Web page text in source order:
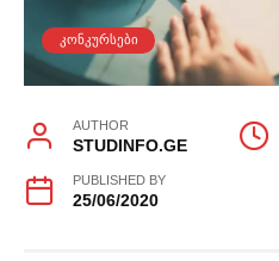
ᲙᲝᲜᲙᲣᲠᲡᲔᲑᲘ
AUTHOR
STUDINFO.GE
PUBLISHED BY
25/06/2020